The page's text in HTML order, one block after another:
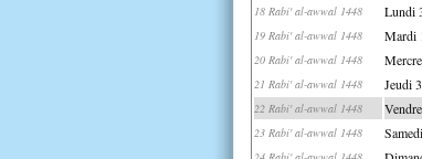
18 Rabi' al-awwal 1448 Lundi
19 Rabi' al-awwal 1448 Mardi
20 Rabi' al-awwal 1448
21 Rabi' al-awwal 1448 Jeudi
22 Rabi' al-awwal 1448
23 Rabi' al-awwal 1448